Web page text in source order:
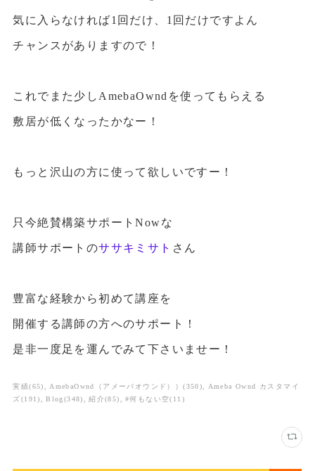
気に入らなければ1回だけ、1回だけですよん
チャンスがありますので！
これでまた少しAmebaOwndを使ってもらえる
敷居が低くなったかなー！
もっと沢山の方に使って欲しいですー！
只今絶賛構築サポートNowな
講師サポートのササキミサト さん
豊富な経験から初めて講座を
開催する講師の方へのサポート！
是非一度足を運んでみて下さいませー！
実績(65) AmebaOwnd（アメーバオウンド））(350)
Ameba Ownd カスタマイ
ズ(191) Blog (348) 紹介(85) #何もない空( 11 )